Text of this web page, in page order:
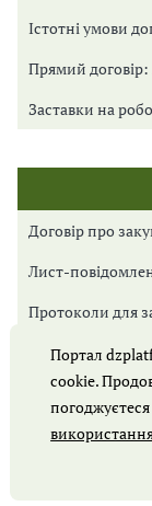
Істотні умови
Прямий договір:
Заставки на
Договір про
Лист-
Протоколи для
Протоколи для
Протоколи для
Обґрунтування
Портал
cookie.